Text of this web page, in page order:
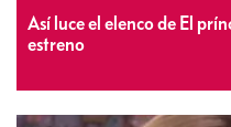
Así luce el elenco de El
estreno